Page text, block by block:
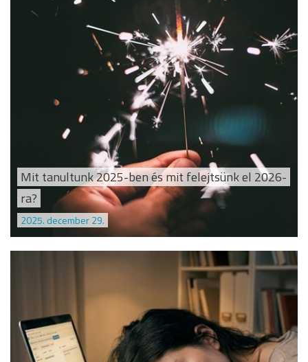
Mit tanultunk 2025-ben és mit felejtsünk el 2026-
ra?
2025. december 29.